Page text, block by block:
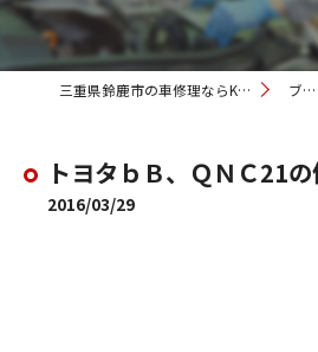
三重県鈴鹿市の車修理ならK2ファクトリー ブログ
トヨタｂＢ、ＱＮＣ21
2016/03/29